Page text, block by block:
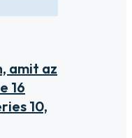
amit az
16
10,